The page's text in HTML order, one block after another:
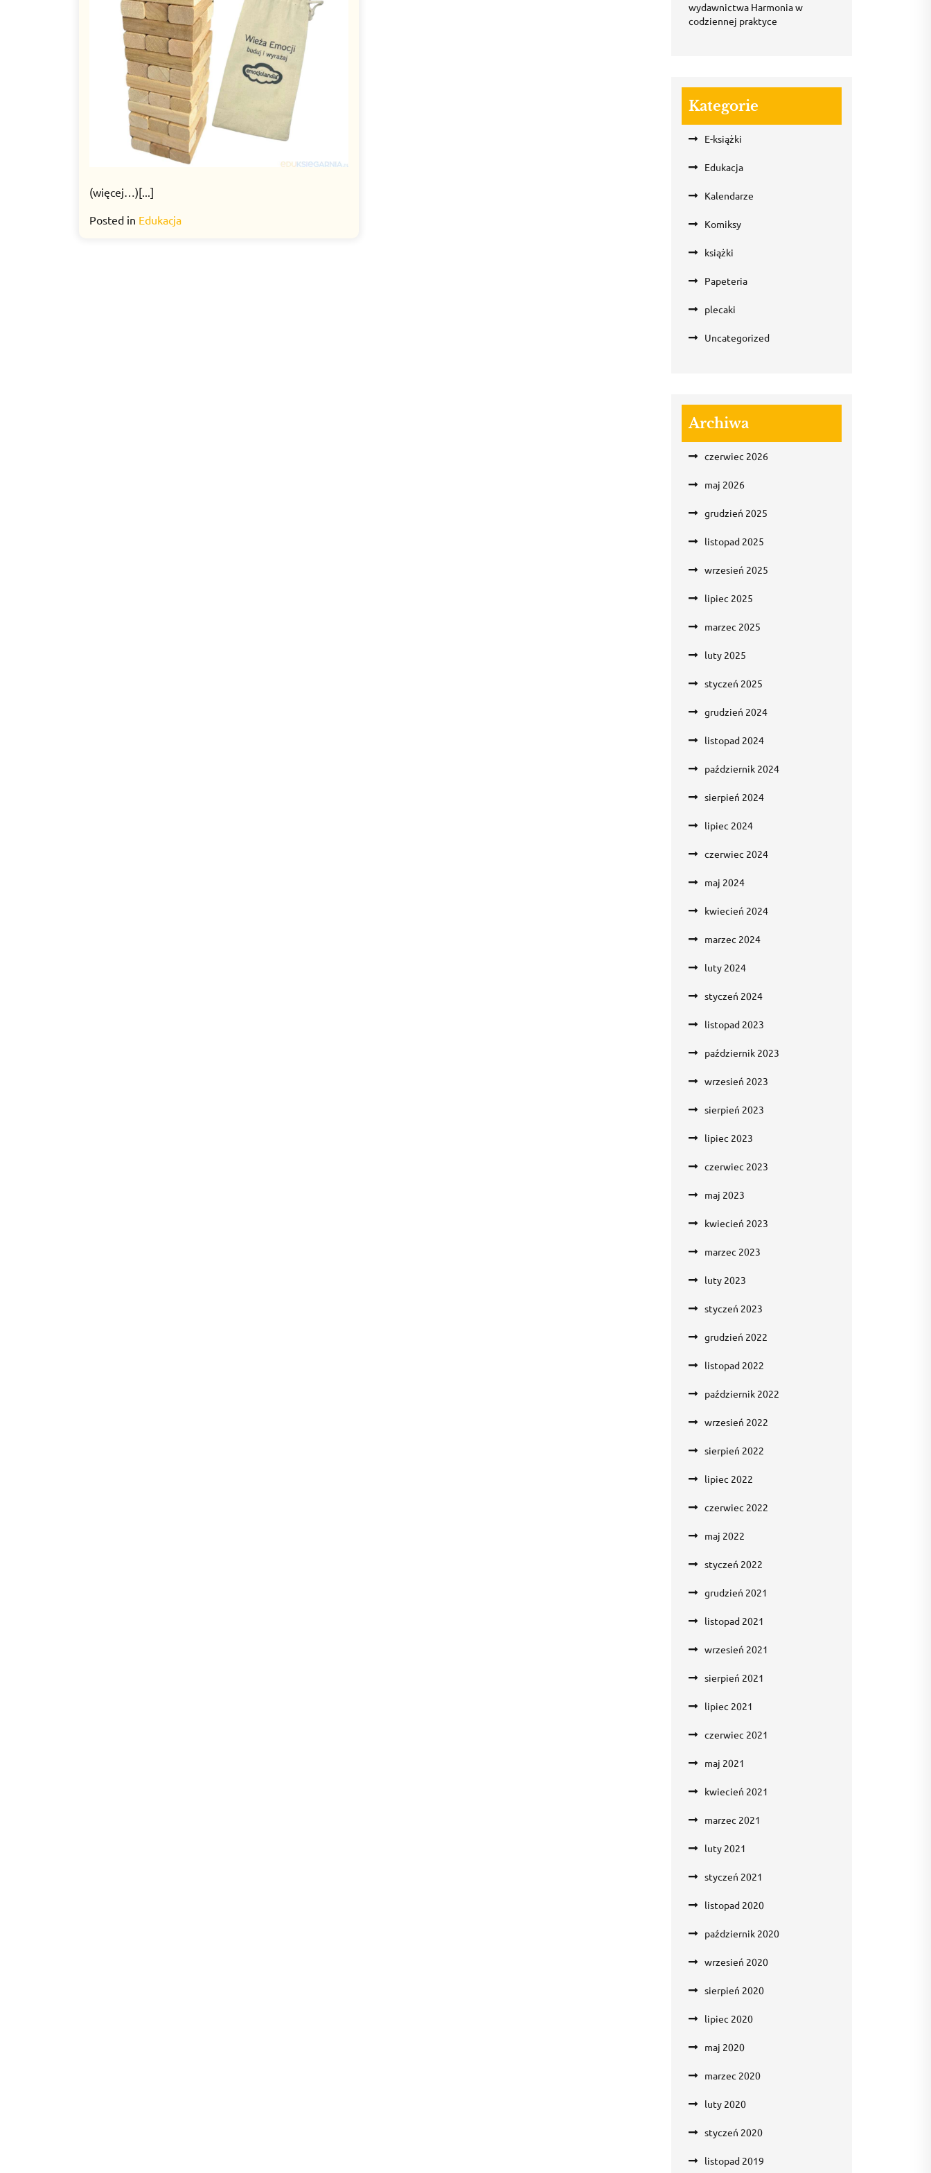
(więcej…)[...]
Posted in Edukacja
wydawnictwa Harmonia w
codziennej praktyce
Kategorie
E-książki
Edukacja
Kalendarze
Komiksy
książki
Papeteria
plecaki
Uncategorized
Archiwa
czerwiec 2026
maj 2026
grudzień 2025
listopad 2025
wrzesień 2025
lipiec 2025
marzec 2025
luty 2025
styczeń 2025
grudzień 2024
listopad 2024
październik 2024
sierpień 2024
lipiec 2024
czerwiec 2024
maj 2024
kwiecień 2024
marzec 2024
luty 2024
styczeń 2024
listopad 2023
październik 2023
wrzesień 2023
sierpień 2023
lipiec 2023
czerwiec 2023
maj 2023
kwiecień 2023
marzec 2023
luty 2023
styczeń 2023
grudzień 2022
listopad 2022
październik 2022
wrzesień 2022
sierpień 2022
lipiec 2022
czerwiec 2022
maj 2022
styczeń 2022
grudzień 2021
listopad 2021
wrzesień 2021
sierpień 2021
lipiec 2021
czerwiec 2021
maj 2021
kwiecień 2021
marzec 2021
luty 2021
styczeń 2021
listopad 2020
październik 2020
wrzesień 2020
sierpień 2020
lipiec 2020
maj 2020
marzec 2020
luty 2020
styczeń 2020
listopad 2019